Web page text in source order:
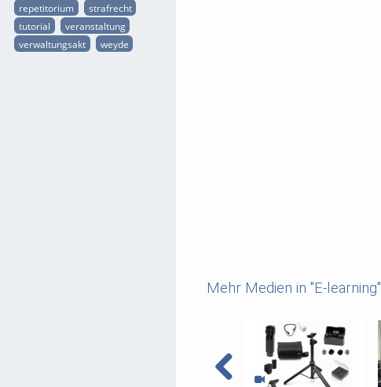
repetitorium
strafrecht
tutorial
veranstaltung
verwaltungsakt
weyde
Mehr Medien in "E-learning"